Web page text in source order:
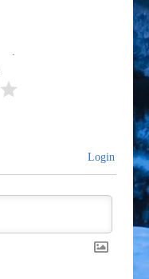
Login